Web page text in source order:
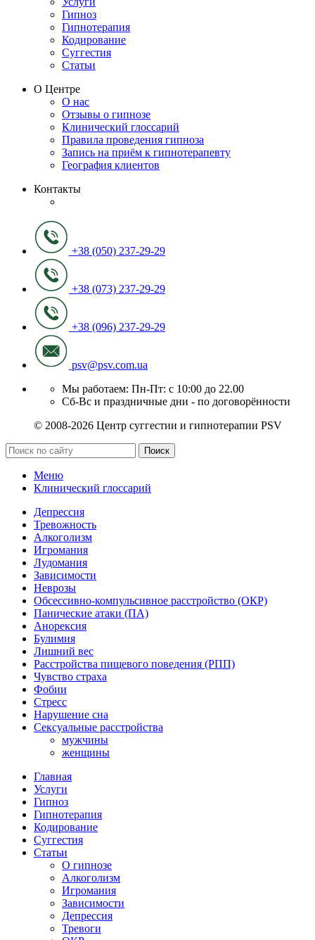
Гипноз
Гипнотерапия
Кодирование
Суггестия
Статьи
О Центре
О нас
Отзывы о гипнозе
Клинический глоссарий
Правила проведения гипноза
Запись на приём к гипнотерапевту
География клиентов
Контакты
+38 (050) 237-29-29
+38 (073) 237-29-29
+38 (096) 237-29-29
psv@psv.com.ua
Мы работаем: Пн-Пт: с 10:00 до 22.00
Сб-Вс и праздничные дни - по договорённости
© 2008-2026 Центр суггестии и гипнотерапии PSV
Поиск
Меню
Клинический глоссарий
Депрессия
Тревожность
Алкоголизм
Игромания
Лудомания
Зависимости
Неврозы
Обсессивно-компульсивное расстройство (ОКР)
Панические атаки (ПА)
Анорексия
Булимия
Лишний вес
Расстройства пищевого поведения (РПП)
Чувство страха
Фобии
Стресс
Нарушение сна
Сексуальные расстройства
мужчины
женщины
Главная
Услуги
Гипноз
Гипнотерапия
Кодирование
Суггестия
Статьи
О гипнозе
Алкоголизм
Игромания
Зависимости
Депрессия
Тревоги